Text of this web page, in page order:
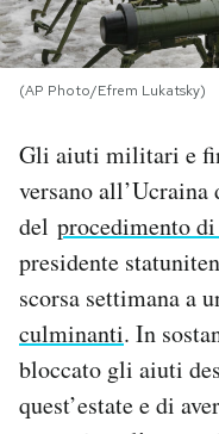
I MIEI PREFERITI
SHOP
CALENDARIO
AREA PERSONALE
Area Personale
Newsletter
Notifiche mobile
(AP Photo/Efrem Lukatsky)
Gli aiuti militari e
versano
del procedimento
presidente
scorsa settimana a
culminanti. In
bloccato gli aiuti
quest’estate e di